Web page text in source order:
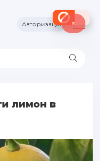
Авторизація
лимон в
×